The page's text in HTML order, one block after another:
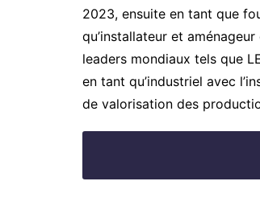
2023, ensuite en tant que
qu’installateur et
leaders mondiaux tels que
en tant qu’industriel avec
de valorisation des